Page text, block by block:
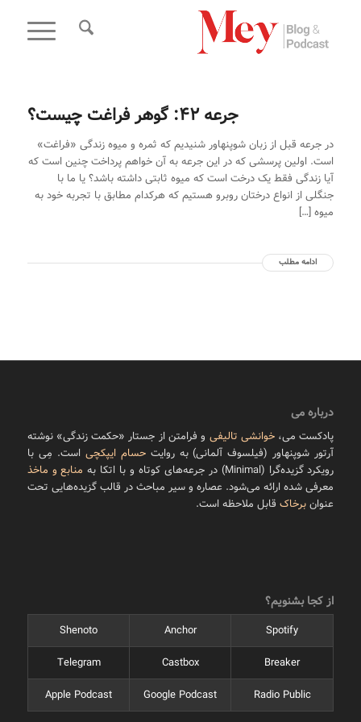
جرعه 42: گوهر فراغت چیست؟
در جرعه قبل از زبان شوپنهاور شنیدیم که ثمره و میوه زندگی «فراغت»
است. اولین پرسشی که در این جرعه به آن خواهم پرداخت چنین است که
آیا زندگی فقط یک درخت است که میوه ثابتی داشته باشد؟ یا ما با
جنگلی از انواع درختان روبرو هستیم که هرکدام مطابق با تجربه خود به
میوه […]
ادامه مطلب
درباره می
پادکست می،خوانشی تالیفی و فرامتن از جستار «حکمت زندگی» نوشته
آرتور شوپنهاور (فیلسوف آلمانی) به روایتحسام ایپکچی است. مِی با
رویکرد گزیده‌گرا (Minimal) در جرعه‌های کوتاه و با اتکا به
منابع و ماخذ
معرفی شده ارائه می‌شود. عصاره و سیر مباحث در قالب گزیده‌هایی تحت
عنوانبرخاکقابل ملاحظه است.
از کجا بشنویم؟
Spotify
Anchor
Shenoto
Breaker
Castbox
Telegram
Radio Public
Google Podcast
Apple Podcast